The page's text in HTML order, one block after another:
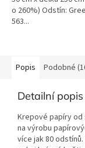
o 260%) Odstín:
563...
Popis Podobné
Detailní
Krepové papíry
na výrobu
více jak 80